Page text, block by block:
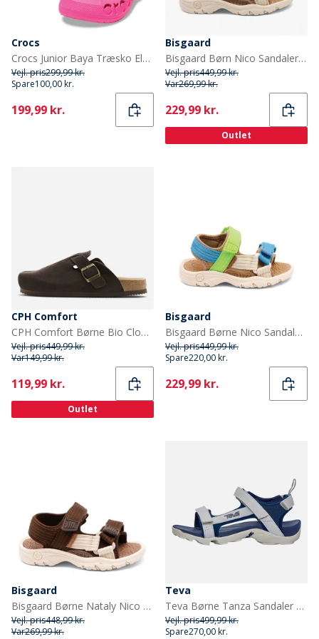
Crocs
Crocs Junior Baya Træsko Elektrisk Rosa
Vejl. pris299,99 kr.
Spare100,00 kr.
Current
199,99 kr.
Bisgaard
Bisgaard Børn Nico Sandaler Natur
Vejl. pris449,99 kr.
Var269,99 kr.
Current
229,99 kr.
Outlet
CPH Comfort
CPH Comfort Børne Bio Clogs Ruskind Sandaler Dark Brown
Vejl. pris449,99 kr.
Var149,99 kr.
Current
119,99 kr.
Outlet
Bisgaard
Bisgaard Børne Nico Sandaler Bright Green
Vejl. pris449,99 kr.
Spare220,00 kr.
Current
229,99 kr.
Bisgaard
Bisgaard Børne Nataly Nico Sandal Dark Brown
Vejl. pris448,99 kr.
Var269,99 kr.
Teva
Teva Børne Tanza Sandaler Grå/Navy
Vejl. pris499,99 kr.
Spare270,00 kr.